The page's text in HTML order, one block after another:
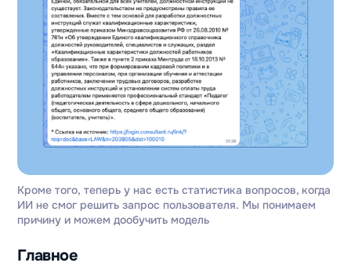
Кроме того, теперь у нас есть статистика вопросов, когда
ИИ не смог решить запрос пользователя. Мы понимаем
причину и можем дообучить модель
Главное